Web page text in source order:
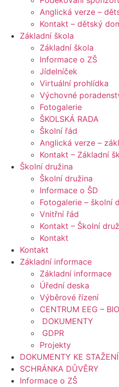
Anglická verze –
Kontakt – dětský
Základní škola
Základní škola
Informace o ZŠ
Jídelníček
Virtuální prohlídka
Výchovné
Fotogalerie
ŠKOLSKÁ RADA
Školní řád
Anglická verze –
Kontakt – Základní
Školní družina
Školní družina
Informace o ŠD
Fotogalerie – školní
Vnitřní řád
Kontakt – Školní
Kontakt
Kontakt
Základní informace
Základní informace
Úřední deska
Výběrové řízení
CENTRUM EEG –
DOKUMENTY
GDPR
Projekty
DOKUMENTY KE STAŽENÍ
SCHRÁNKA DŮVĚRY
Informace o ZŠ